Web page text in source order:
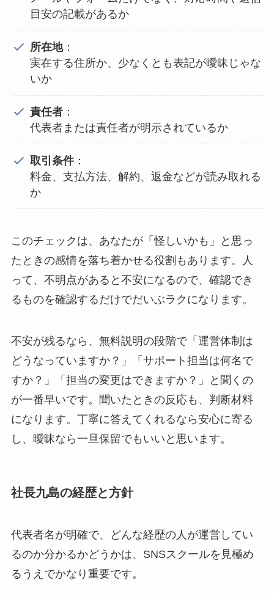
目安の記載があるか
所在地：
実在する住所か、少なくとも表記が曖昧じゃな
いか
責任者 ：
代表者または責任者が明示されているか
取引条件 ：
料金、支払方法、解約、返金などが読み取れる
か
このチェックは、あなたが「怪しいかも」と思っ
たときの感情を落ち着かせる役割もあります。人
って、不明点があると不安になるので、確認でき
るものを確認するだけでだいぶラクになります。
不安が残るなら、無料説明の段階で「運営体制は
どうなっていますか？」「サポート担当は何名で
すか？」「担当の変更はできますか？」と聞くの
が一番早いです。聞いたときの反応も、判断材料
になります。丁寧に答えてくれるなら安心に寄る
し、曖昧なら一旦保留でもいいと思います。
社長九島の経歴と方針
代表者名が明確で、どんな経歴の人が運営してい
るのか分かるかどうかは、SNSスクールを見極め
るうえでかなり重要です。